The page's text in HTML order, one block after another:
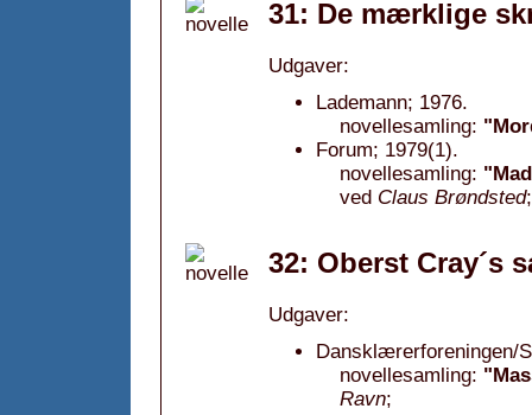
31: De mærklige
Udgaver:
Lademann; 1976.
novellesamling:
Forum; 1979(1).
novellesamling:
ved Claus Brøndsted;
32: Oberst Cray´s
Udgaver:
Dansklærerforeningen/
novellesamling:
Ravn;